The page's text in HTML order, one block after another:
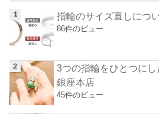
指輪のサイズ直しにつ
86件のビュー
3つの指輪をひとつにし
銀座本店
45件のビュー